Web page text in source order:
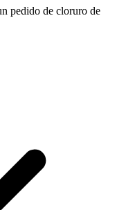
pedido de cloruro de